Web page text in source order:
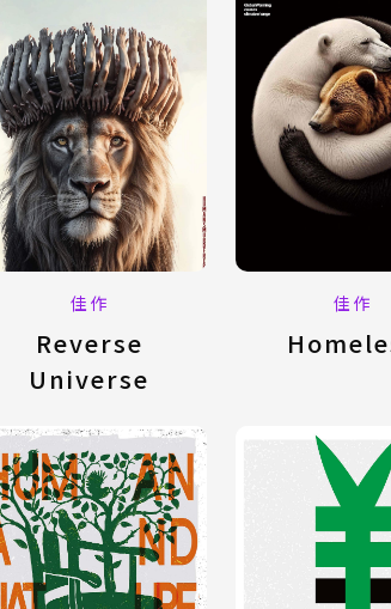
佳作
Reverse
Universe
佳作